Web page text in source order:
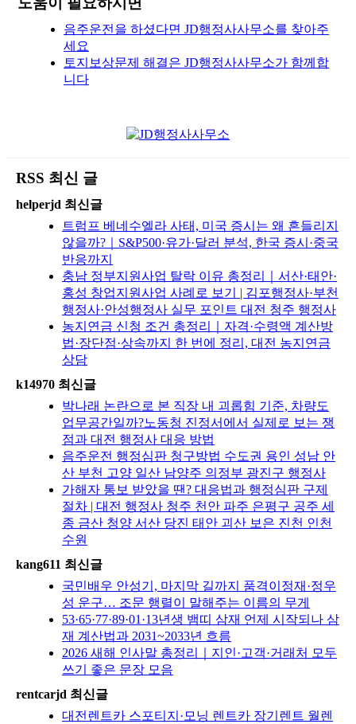
음주운전을 하셨다면 JD행정사사무소를 찾아주
세요
토지보상문제 해결은 JD행정사사무소가 함께합
니다
RSS 최신 글
helperjd 최신글
트럼프 베네수엘라 사태, 미국 증시는 왜 흔들리지
않을까?｜S&P500·유가·달러 분석, 한국 증시·중국
반응까지
충남 정부지원사업 탈락 이유 총정리｜서산·태안·
홍성 창업지원사업 사례로 보기 | 김포행정사·부천
행정사·안성행정사 실무 포인트 대전 청주 행정사
농지연금 신청 조건 총정리｜자격·수령액 계산방
법·장단점·상속까지 한 번에 정리, 대전 농지연금
상담
k14970 최신글
박나래 논란으로 본 직장 내 괴롭힘 기준, 차량도
업무공간일까?노동청 진정서에서 실제로 보는 쟁
점과 대전 행정사 대응 방법
음주운전 행정심판 청구방법 수도권 용인 성남 안
산 부천 고양 일산 남양주 의정부 광진구 행정사
가해자 통보 받았을 땐? 대응법과 행정심판 구제
절차 | 대전 행정사 청주 천안 파주 은평구 공주 세
종 금산 청양 서산 당진 태안 괴산 보은 진천 인천
수원
kang611 최신글
국민배우 안성기, 마지막 길까지 품격이정재·정우
성 운구… 조문 행렬이 말해주는 이름의 무게
53·65·77·89·01·13년생 뱀띠 삼재 언제 시작되나 삼
재 계산법과 2031~2033년 흐름
2026 새해 인사말 총정리｜지인·고객·거래처 모두
쓰기 좋은 문장 모음
rentcarjd 최신글
대전렌트카 스포티지·모닝 렌트카 장기렌트 월렌